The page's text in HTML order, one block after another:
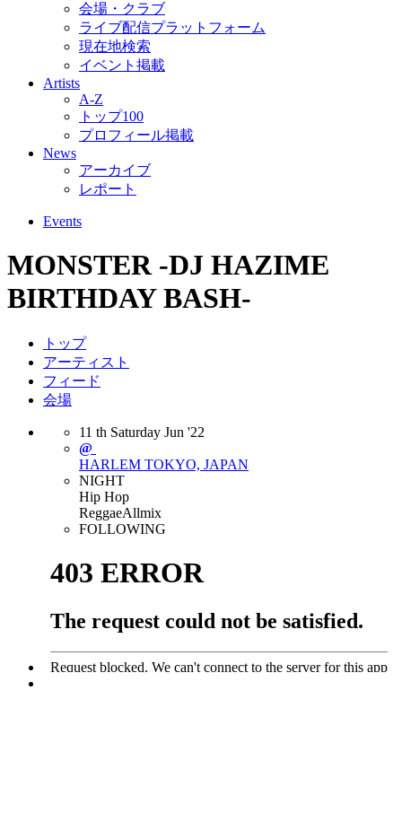
会場・クラブ
ライブ配信プラットフォーム
現在地検索
イベント掲載
Artists
A-Z
トップ100
プロフィール掲載
News
アーカイブ
レポート
Events
MONSTER -DJ HAZIME
BIRTHDAY BASH-
トップ
アーティスト
フィード
会場
11 th Saturday Jun '22
@
HARLEM TOKYO, JAPAN
NIGHT
Hip Hop
ReggaeAllmix
FOLLOWING